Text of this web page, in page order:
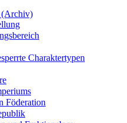
Charaktertypen
Föderation